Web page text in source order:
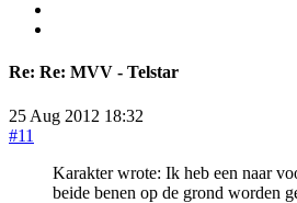
Re: Re: MVV - Telstar
25 Aug 2012 18:32
#11
Karakter wrote: Ik heb een naar
beide benen op de grond worden